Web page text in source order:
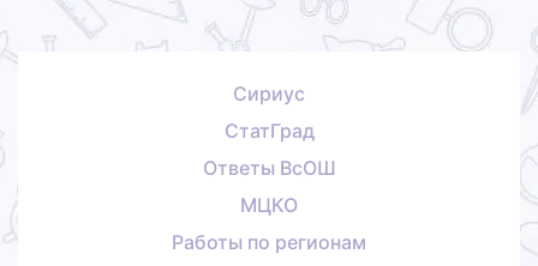
Сириус
СтатГрад
Ответы ВсОШ
МЦКО
Работы по регионам